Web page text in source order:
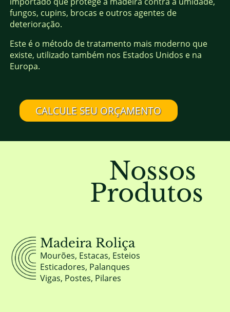
fungos, cupins, brocas e outros agentes de
deterioração.
Este é o método de tratamento mais moderno que
existe, utilizado também nos Estados Unidos e na
Europa.
CALCULE SEU ORÇAMENTO
Nossos
Produtos
Madeira Roliça
Mourões, Estacas, Esteios
Esticadores, Palanques
Vigas, Postes, Pilares